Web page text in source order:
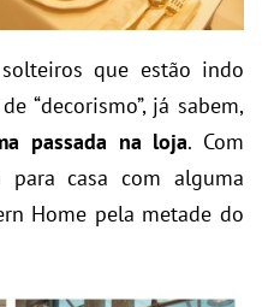
que estão indo
“decorismo”, já sabem,
passada na loja. Com
para casa com alguma
Home pela metade do